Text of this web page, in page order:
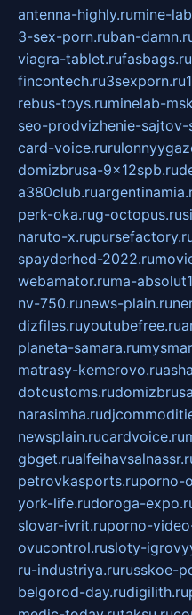
antenna-highly.rumine-
3-sex-porn.ruban-
viagra-tablet.rufasbags.ru
fincontech.ru3sexporn.ru
rebus-toys.ruminelab-
seo-prodvizhenie-
card-voice.ru
domizbrusa-9x12spb.ru
a380club.ru
perk-oka.rug-octopus.ru
naruto-x.ru
spayderhed-2022.ru
webamator.ruma-
nv-750.runews-plain.ru
dizfiles.ruyoutubefree.ru
planeta-samara.ru
matrasy-kemerovo.ru
dotcustoms.ru
narasimha.ru
newsplain.rucardvoice.ru
gbget.ru
petrovkasports.ruporno-
york-life.rudoroga-
slovar-ivrit.ruporno-
ovucontrol.rusloty-
ru-industriya.rurusskoe-
belgorod-day.rudigilith.ru